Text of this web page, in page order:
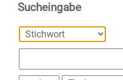
Sucheingabe